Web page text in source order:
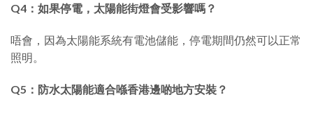
Q4： 如果停電，太陽能街燈會受影響嗎？
唔會，因為太陽能系統有電池儲能，停電期間仍然可以正常
照明。
Q5： 防水太陽能適合喺香港邊啲地方安裝？